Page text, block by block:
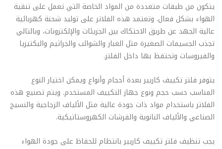
يتكون من طبقات متعددة من المواد الخاصة التي تعمل على تنقية
الهواء بشكل فعال. وتعتمد هذه الفلاتر على توليد شحنة كهربائية
عالية الجهد عن طريق الاحتكاك بين الجزيئات والإلكترونات، وبالتالي
تجذب الجسيمات الصغيرة مثل الغبار والشوائب والجراثيم والبكتيريا
والفيروسات وتحتفظ بها داخل الفلتر.
يتوفر فلتر تكييف كاريير بعدة أحجام وأنواع ويمكن اختيار النوع
المناسب حسب حجم ونوع جهاز التكييف المستخدم. ويتم تصنيع هذه
الفلاتر باستخدام مواد ذات جودة عالية مثل الألياف الزجاجية والنسيج
الصناعي والألياف النانوية والفرشات الكهروستاتيكية.
يجب تنظيف فلتر تكييف كاريير بانتظام للحفاظ على جودة الهواء